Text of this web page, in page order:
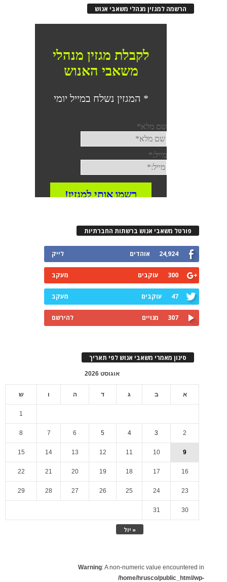
הרשמה למגזין מנהלי משאבי אנוש
פורטל משאבי אנוש ברשתות החברתיות
24,924 אוהדים לייק
300 עוקבים מעקב
47 עוקבים מעקב
307 מנויים להירשם
סינון מאמרי משאבי אנוש לפי תאריך
אוגוסט 2026
א ב ג ד ה ו ש
« יול
1
2
3
4
5
6
7
8
9
10
11
12
13
14
15
16
17
18
19
20
21
22
23
24
25
26
27
28
29
30
31
Warning: A non-numeric value encountered in
/home/hrusco/public_html/wp-